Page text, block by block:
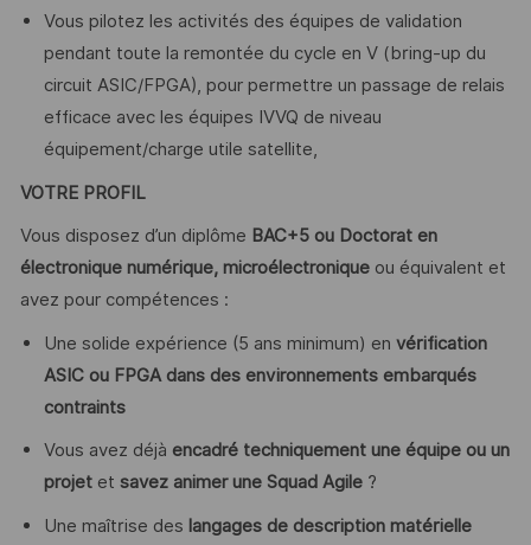
Vous pilotez les activités des équipes de validation
pendant toute la remontée du cycle en V (bring-up du
circuit ASIC/FPGA), pour permettre un passage de relais
efficace avec les équipes IVVQ de niveau
équipement/charge utile satellite,
VOTRE PROFIL
Vous disposez d’un diplôme BAC+5 ou Doctorat en
électronique numérique, microélectroniqueou équivalent et
avez pour compétences :
Une solide expérience (5 ans minimum) en vérification
ASIC ou FPGA dans des environnements embarqués
contraints
Vous avez déjà encadré techniquement une équipe ou un
projetet savez animer une Squad Agile?
Une maîtrise des langages de description matérielle